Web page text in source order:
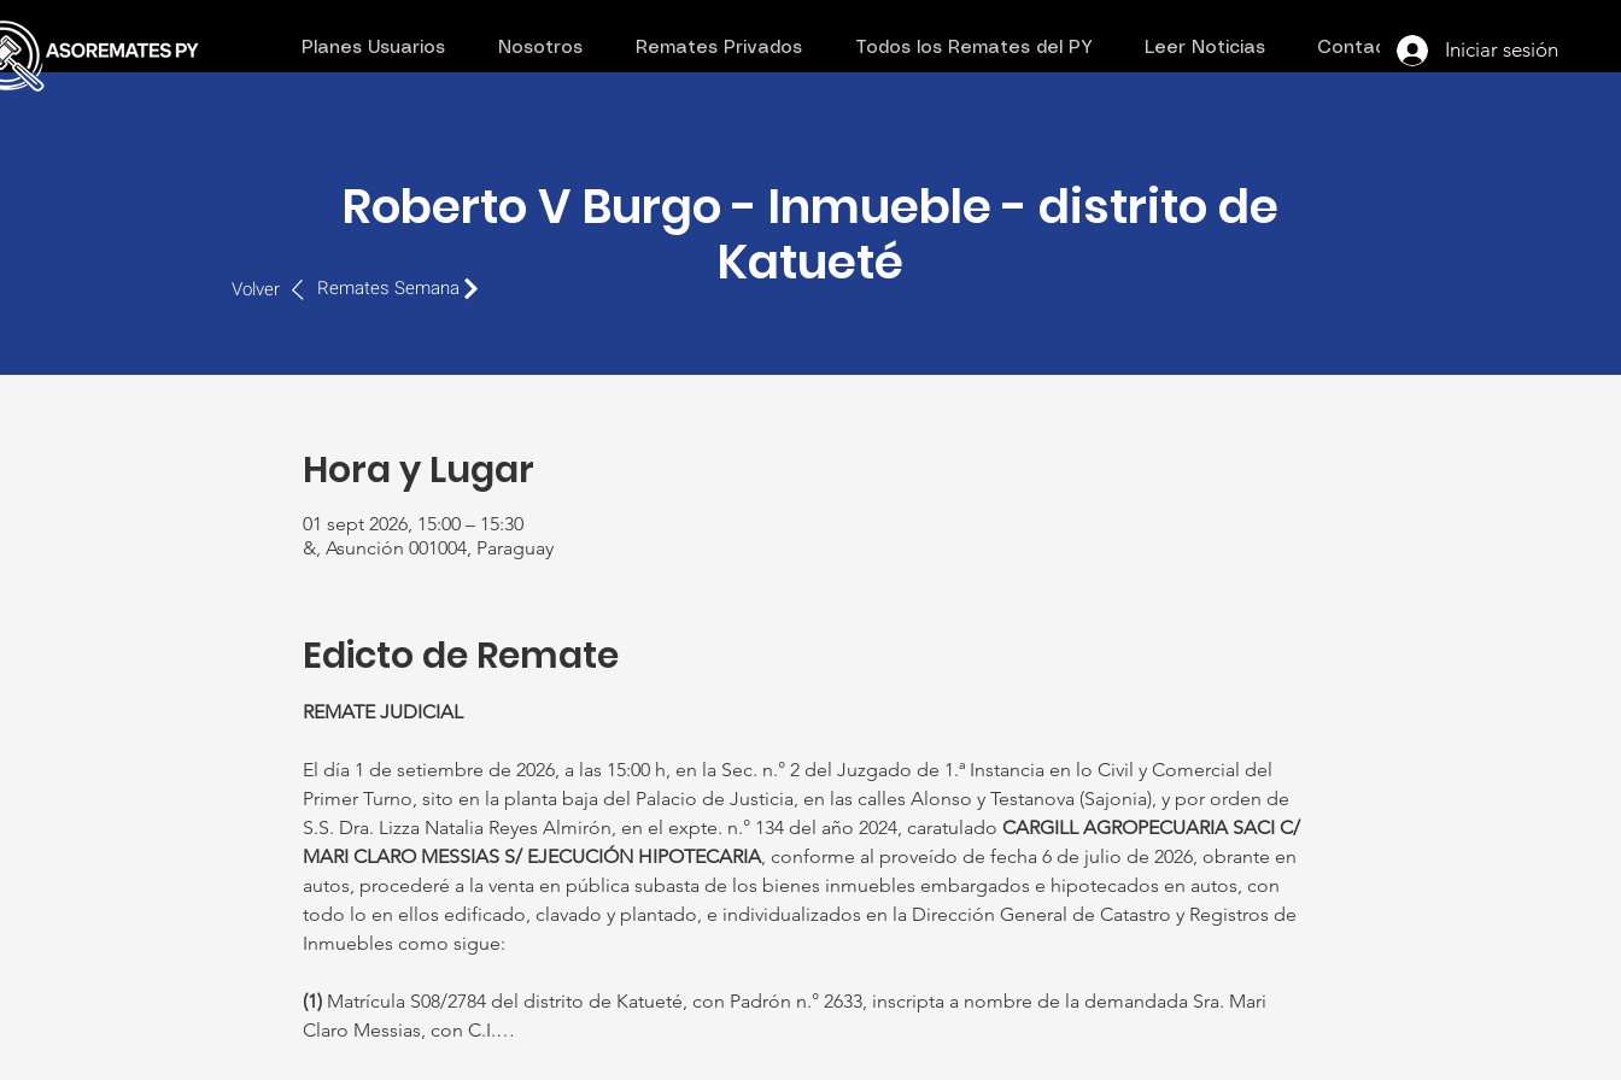
Planes Usuarios Nosotros Remates Privados Todos los Remates del PY Leer Noticias Contacto Iniciar sesión
Roberto V Burgo - Inmueble - distrito de
Katueté
Hora y Lugar
01 sept 2026, 15:00 – 15:30
&, Asunción 001004, Paraguay
Edicto de Remate
REMATE JUDICIAL
El día 1 de setiembre de 2026, a las 15:00 h, en la Sec. n.° 2 del Juzgado de 1.ª Instancia en lo Civil y Comercial del
Primer Turno, sito en la planta baja del Palacio de Justicia, en las calles Alonso y Testanova (Sajonia), y por orden de
S.S. Dra. Lizza Natalia Reyes Almirón, en el expte. n.° 134 del año 2024, caratulado CARGILL AGROPECUARIA SACI C/
MARI CLARO MESSIAS S/ EJECUCIÓN HIPOTECARIA, conforme al proveído de fecha 6 de julio de 2026, obrante en
autos, procederé a la venta en pública subasta de los bienes inmuebles embargados e hipotecados en autos, con
todo lo en ellos edificado, clavado y plantado, e individualizados en la Dirección General de Catastro y Registros de
Inmuebles como sigue:
(1) Matrícula S08/2784 del distrito de Katueté, con Padrón n.° 2633, inscripta a nombre de la demandada Sra. Mari
Claro Messias, con C.I.…
Remates Semana
Volver